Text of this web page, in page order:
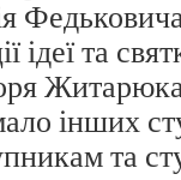
ідеї та
інших
та